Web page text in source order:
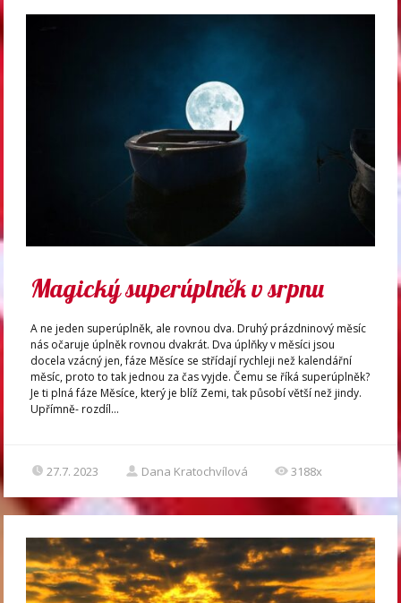
Magický superúplněk v srpnu
A ne jeden superúplněk, ale rovnou dva. Druhý prázdninový měsíc
nás očaruje úplněk rovnou dvakrát. Dva úplňky v měsíci jsou
docela vzácný jen, fáze Měsíce se střídají rychleji než kalendářní
měsíc, proto to tak jednou za čas vyjde. Čemu se říká superúplněk?
Je ti plná fáze Měsíce, který je blíž Zemi, tak působí větší než jindy.
Upřímně- rozdíl...
27.7. 2023 Dana Kratochvílová 3188x